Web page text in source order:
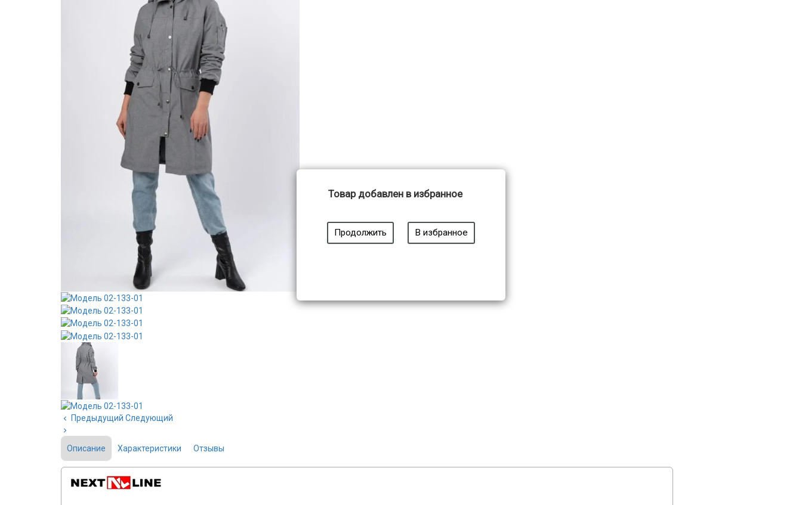
Предыдущий Следующий
Описание Характеристики Отзывы
Товар добавлен в избранное
Продолжить В избранное